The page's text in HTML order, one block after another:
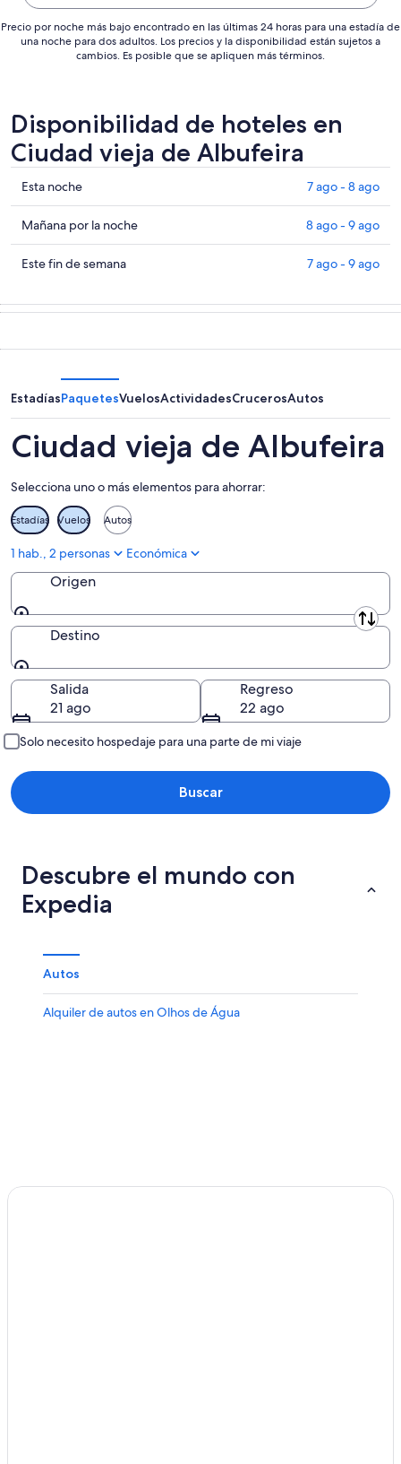
Precio por noche más bajo encontrado en las últimas 24 horas para una estadía de
una noche para dos adultos. Los precios y la disponibilidad están sujetos a
cambios. Es posible que se apliquen más términos.
Disponibilidad de hoteles en
Ciudad vieja de Albufeira
Ver
precios
de
propiedades
en
vieja
de
para
noche,
ago
-
ago
Esta noche 7 ago - 8 ago
Ver
precios
de
en
Ciudad
Albufeira
para
mañana
por
la
8
ago
-
ago
Mañana por la noche 8 ago - 9 ago
Ver
de
de
Albufeira
para
este
de
semana,
7
ago
ago
Este fin de semana 7 ago - 9 ago
EstadíasPaquetesVuelosActividadesCrucerosAutos
Ciudad vieja de Albufeira
Selecciona uno o más elementos para ahorrar:
Estadías Vuelos Autos
1 hab., 2 personas Económica
Origen
Origen
Destino
Destino
Salida
21 ago
Regreso
22 ago
Solo necesito hospedaje para una parte de mi viaje
Buscar
Descubre el mundo con
Expedia
Autos
Alquiler de autos en Olhos de Água